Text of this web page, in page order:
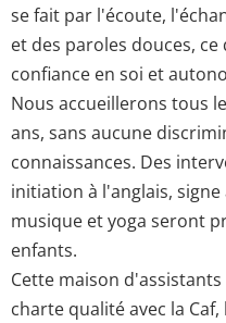
se fait par l'écoute,
et des paroles douces,
confiance en soi et
Nous accueillerons tous
ans, sans aucune
connaissances. Des
initiation à l'anglais, signe
musique et yoga seront
enfants.
Cette maison
charte qualité avec la